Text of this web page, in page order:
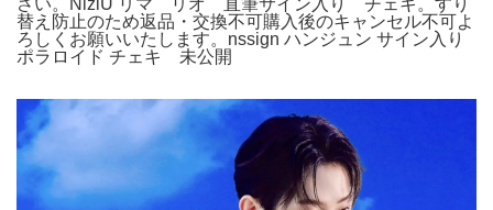
替え防止のため返品・交換不可購入後のキャンセル不可よ
ろしくお願いいたします。nssign ハンジュン サイン入り
ポラロイド チェキ 未公開